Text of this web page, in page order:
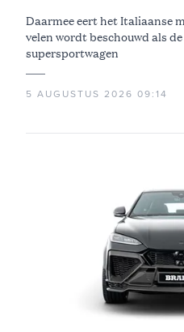
Daarmee eert het Italiaanse
velen wordt beschouwd als
supersportwagen
5 AUGUSTUS 2026 09:14